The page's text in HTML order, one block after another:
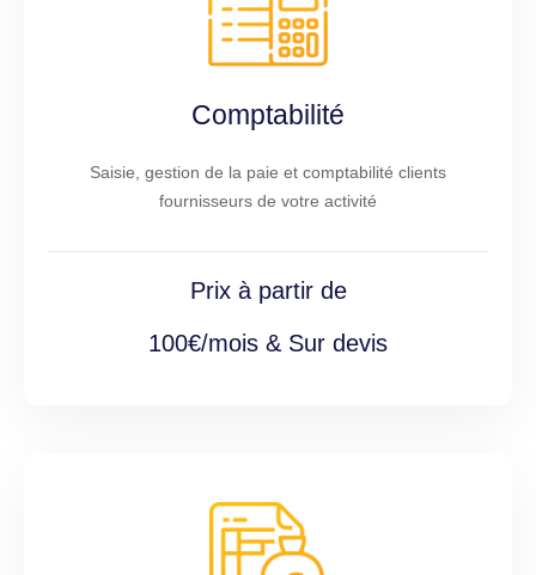
Comptabilité
Saisie, gestion de la paie et comptabilité clients
fournisseurs de votre activité
Prix à partir de
100€/mois & Sur devis